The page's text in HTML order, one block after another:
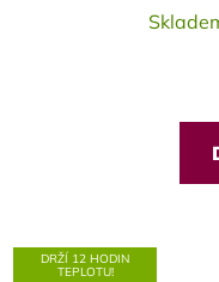
DRŽÍ 12 HODIN
TEPLOTU!